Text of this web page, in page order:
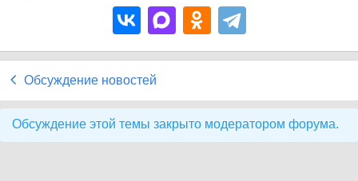
Обсуждение новостей
Обсуждение этой темы закрыто модератором форума.